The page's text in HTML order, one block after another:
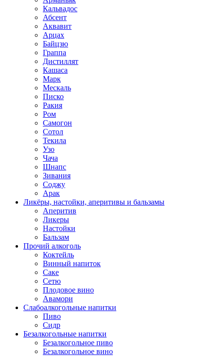
Кальвадос
Абсент
Аквавит
Арцах
Байцзю
Граппа
Дистиллят
Кашаса
Марк
Мескаль
Писко
Ракия
Ром
Самогон
Сотол
Текила
Узо
Чача
Шнапс
Зивания
Соджу
Арак
Ликёры, настойки, аперитивы и бальзамы
Аперитив
Ликеры
Настойки
Бальзам
Прочий алкоголь
Коктейль
Винный напиток
Саке
Сетю
Плодовое вино
Авамори
Слабоалкогольные напитки
Пиво
Сидр
Безалкогольные напитки
Безалкогольное пиво
Безалкогольное вино